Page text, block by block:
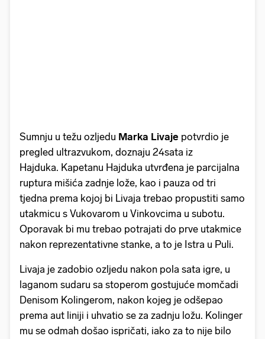
Sumnju u težu ozljedu Marka Livaje potvrdio je
pregled ultrazvukom, doznaju 24sata iz
Hajduka. Kapetanu Hajduka utvrđena je parcijalna
ruptura mišića zadnje lože, kao i pauza od tri
tjedna prema kojoj bi Livaja trebao propustiti samo
utakmicu s Vukovarom u Vinkovcima u subotu.
Oporavak bi mu trebao potrajati do prve utakmice
nakon reprezentativne stanke, a to je Istra u Puli.
Livaja je zadobio ozljedu nakon pola sata igre, u
laganom sudaru sa stoperom gostujuće momčadi
Denisom Kolingerom, nakon kojeg je odšepao
prema aut liniji i uhvatio se za zadnju ložu. Kolinger
mu se odmah došao ispričati, iako za to nije bilo